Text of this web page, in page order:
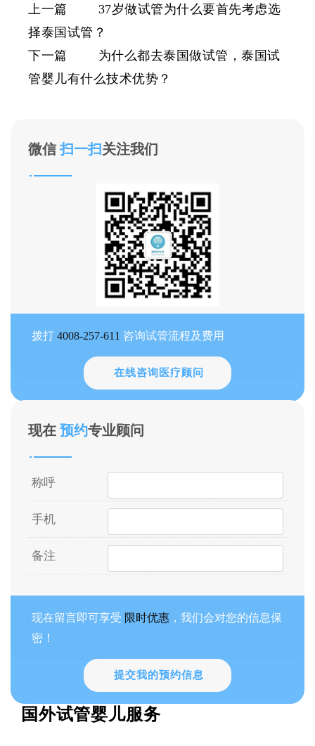
上一篇 37岁做试管为什么要首先考虑选
择泰国试管？
下一篇 为什么都去泰国做试管，泰国试
管婴儿有什么技术优势？
微信扫一扫关注我们
拨打 4008-257-611 咨询试管流程及费用
在线咨询医疗顾问
现在 预约专业顾问
称呼
手机
备注
现在留言即可享受 限时优惠 ，我们会对您的信息保
密！
提交我的预约信息
国外试管婴儿服务